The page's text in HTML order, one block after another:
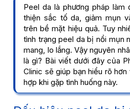
Peel da là phương pháp làm
thiện sắc tố da, giảm mụn
trên bề mặt hiệu quả. Tuy
tình trạngpeel da bị nổi mụn
mang, lo lắng. Vậy nguyên
là gì? Bài viết dưới đây của
Clinic sẽ giúp bạn hiểu rõ
hợp khi gặp tình huống này.